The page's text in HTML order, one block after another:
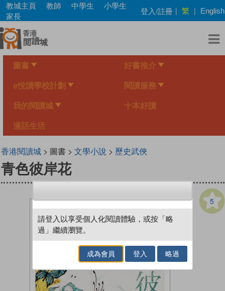
Skip
main
content
教城主頁 教師 中學生
小學生
家長
登入/註冊 | 繁 | English
圖書 好書推介
e悅讀學校計劃 閱讀服務
我的閱讀城 十本好讀
漫話生活
香港閱讀城> 圖書 > 文學小說 > 歷史武俠
青色彼岸花
5
請登入以享受個人化閱讀體驗，或按「略
過」繼續瀏覽。
成為會員 登入 略過